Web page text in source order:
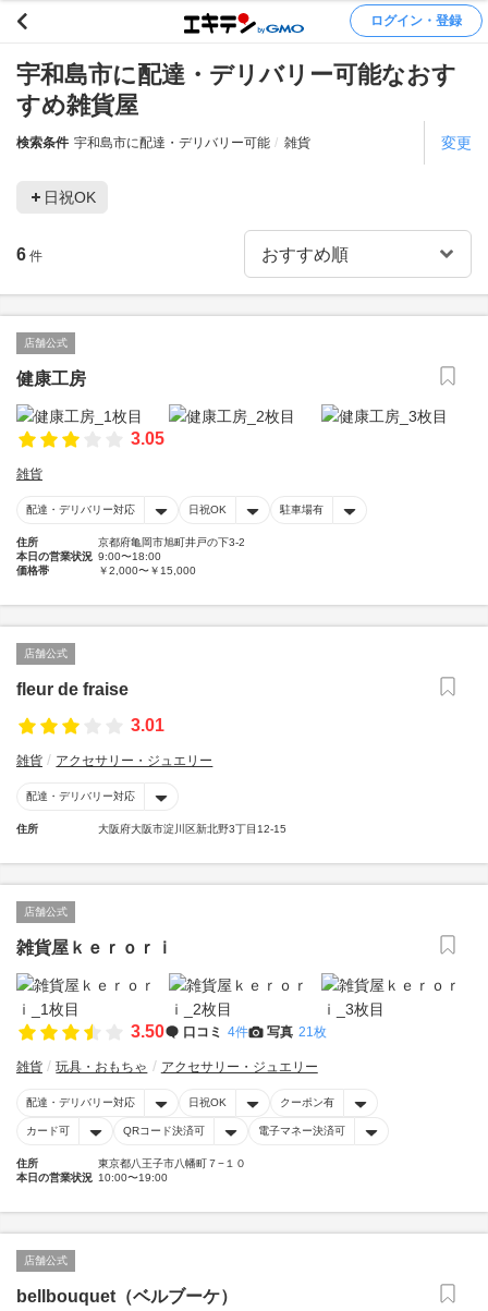
ログイン・登録
宇和島市に配達・デリバリー可能なおす
すめ雑貨屋
検索条件 宇和島市に配達・デリバリー可能 雑貨 変更
日祝OK
6 件
店舗公式
健康工房
3.05
雑貨
配達・デリバリー対応 日祝OK 駐車場有
住所
京都府亀岡市旭町井戸の下3-2
本日の営業状況 9:00〜18:00
価格帯
￥2,000〜￥15,000
店舗公式
fleur de fraise
3.01
雑貨 アクセサリー・ジュエリー
配達・デリバリー対応
住所 大阪府大阪市淀川区新北野3丁目12-15
店舗公式
雑貨屋ｋｅｒｏｒｉ
3.50 口コミ 4件 写真 21枚
雑貨 玩具・おもちゃ アクセサリー・ジュエリー
配達・デリバリー対応 日祝OK クーポン有
カード可 QRコード決済可 電子マネー決済可
住所
東京都八王子市八幡町７−１０
本日の営業状況 10:00〜19:00
店舗公式
bellbouquet（ベルブーケ）